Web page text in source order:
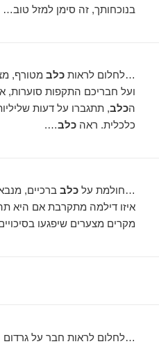
בנוכחותך, זה סימן למזל טוב…
…לחלום לראותכלב מטורף,
ועל חבריכם התקפות סוערות,
הכלב, תתגברו על דעות
כלכלית. ראהכלב….
…חולמת עלכלב ברכיים,
איזו דילמה מתקרבת אם היא
מקרים מצערים שיפגעו
…לחלום לראות חבר על גרדום